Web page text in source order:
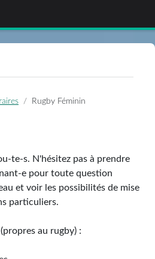
Rugby Féminin
te-s. N'hésitez pas à prendre
e pour toute question
et voir les possibilités de mise
particuliers.
au rugby) :